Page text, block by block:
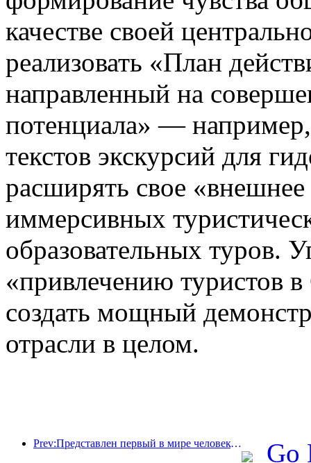
качестве своей
реализовать «План
направленный на
потенциала» — например,
текстов экскурсий для
расширять свое «внешнее
иммерсивных
образовательных туров.
«привлечению туристов
создать мощный
отрасли в целом.
Prev:Представлен первый в мире человекоподобный робот, ориентированный на обслуживание в сфере общественного питания в различных сценариях.
Go